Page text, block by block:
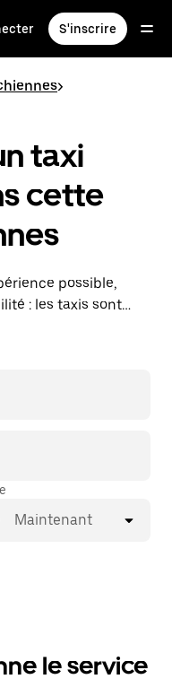
S'inscrire
>
taxi
cette
possible,
: les taxis sont
Uber Taxi :
Maintenant
le service